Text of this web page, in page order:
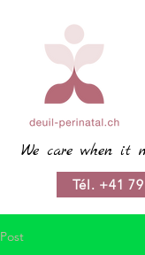
We care when it
Tél. +41
Post